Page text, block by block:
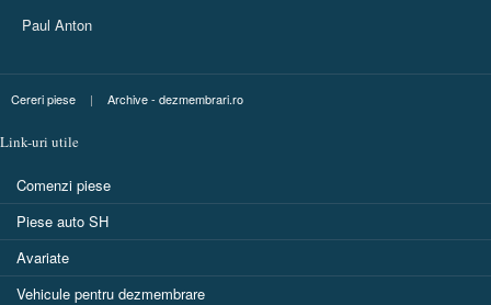
Paul Anton
Cereri piese | Archive - dezmembrari.ro
Link-uri utile
Comenzi piese
Piese auto SH
Avariate
Vehicule pentru dezmembrare